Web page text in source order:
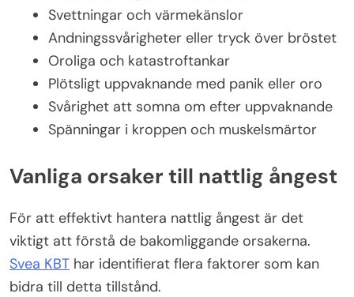
Svettningar och värmekänslor
Andningssvårigheter eller tryck över bröstet
Oroliga och katastroftankar
Plötsligt uppvaknande med panik eller oro
Svårighet att somna om efter uppvaknande
Spänningar i kroppen och muskelsmärtor
Vanliga orsaker till nattlig ångest
För att effektivt hantera nattlig ångest är det
viktigt att förstå de bakomliggande orsakerna.
Svea KBT har identifierat flera faktorer som kan
bidra till detta tillstånd.